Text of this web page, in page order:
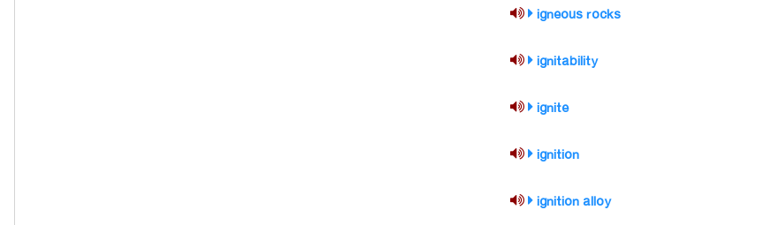
igneous rocks
ignitability
ignite
ignition
ignition alloy